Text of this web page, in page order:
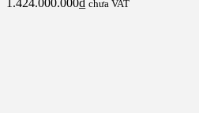
1.424.000.000₫ chưa VAT